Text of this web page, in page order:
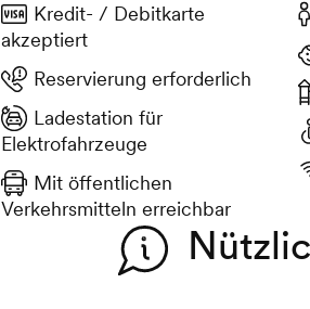
Kredit- / Debitkarte
akzeptiert
Reservierung erforderlich
Ladestation für
Elektrofahrzeuge
Mit öffentlichen
Verkehrsmitteln erreichbar